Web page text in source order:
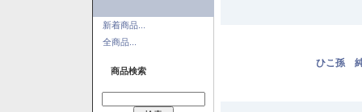
新着商品...
全商品...
商品検索
ひこ孫